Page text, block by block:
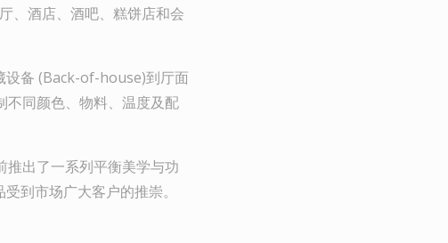
、酒店、酒吧、糕饼店和会
设备 (Back-of-house)到厅面
同颜色、物料、温度及配
出了一系列平衡美学与功
到市场广大客户的推崇。